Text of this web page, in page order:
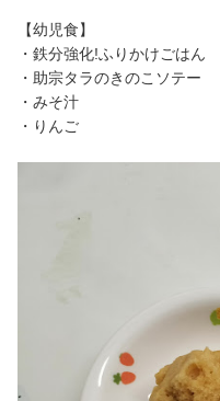
【幼児食】
・鉄分強化!ふりかけごはん
・助宗タラのきのこソテー
・みそ汁
・りんご